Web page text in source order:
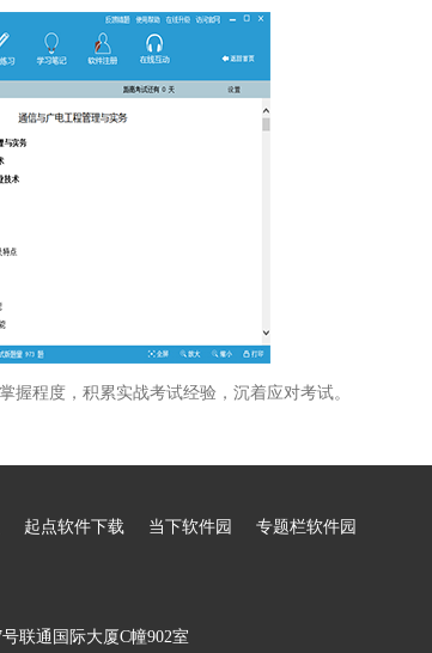
程度，积累实战考试经验，沉着应对考试。
起点软件下载 当下软件园 专题栏软件园
联通国际大厦C幢902室